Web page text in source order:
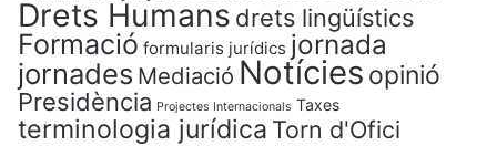
Drets Humans drets lingüístics
Formació formularis jurídics jornada
jornades Mediació Notícies opinió
Presidència Projectes Internacionals Taxes
terminologia jurídica Torn d'Ofici